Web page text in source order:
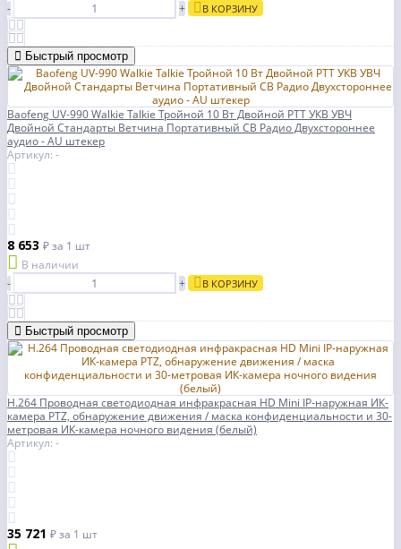
-
+ В КОРЗИНУ
Быстрый просмотр
Baofeng UV-990 Walkie Talkie Тройной 10 Вт Двойной PTT УКВ УВЧ
Двойной Стандарты Ветчина Портативный CB Радио Двухстороннее
аудио - AU штекер
Артикул: -
8 653 ₽за 1 шт
В наличии
-
+ В КОРЗИНУ
Быстрый просмотр
H.264 Проводная светодиодная инфракрасная HD Mini IP-наружная ИК-
камера PTZ, обнаружение движения / маска конфиденциальности и 30-
метровая ИК-камера ночного видения (белый)
Артикул: -
35 721 ₽за 1 шт